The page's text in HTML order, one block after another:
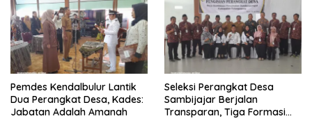
Pemdes Kendalbulur Lantik
Dua Perangkat Desa, Kades:
Jabatan Adalah Amanah
Seleksi Perangkat Desa
Sambijajar Berjalan
Transparan, Tiga Formasi